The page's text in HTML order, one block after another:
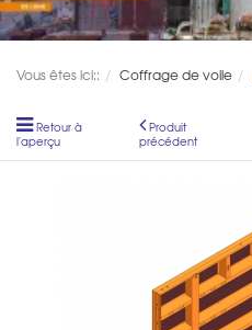
Vous êtes ici:: Coffrage de voile
Retour à
l'aperçu
Produit
précédent